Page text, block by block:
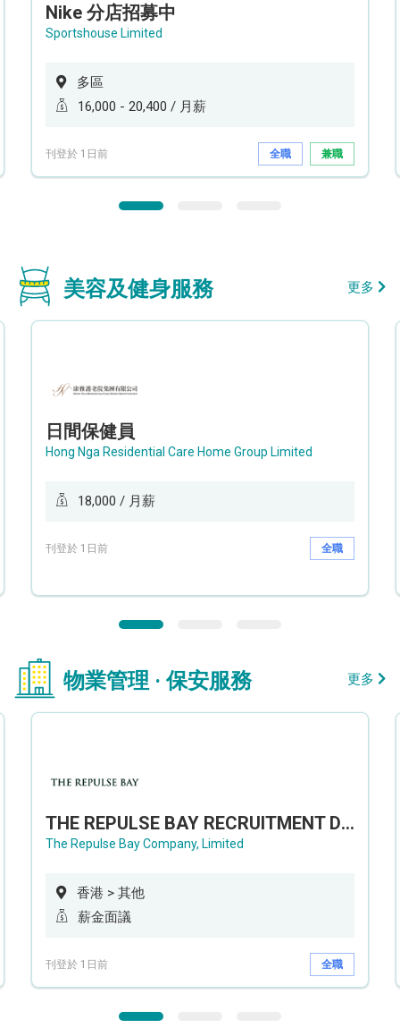
Nike 分店招募中
Sportshouse Limited
多區
16,000 - 20,400 / 月薪
刊登於 1日前 全職 兼職
美容及健身服務 更多
日間保健員
Hong Nga Residential Care Home Group Limited
18,000 / 月薪
刊登於 1日前 全職
物業管理 · 保安服務 更多
THE REPULSE BAY RECRUITMENT DAY 淺水灣影灣園人才招聘會
The Repulse Bay Company, Limited
香港 > 其他
薪金面議
刊登於 1日前 全職